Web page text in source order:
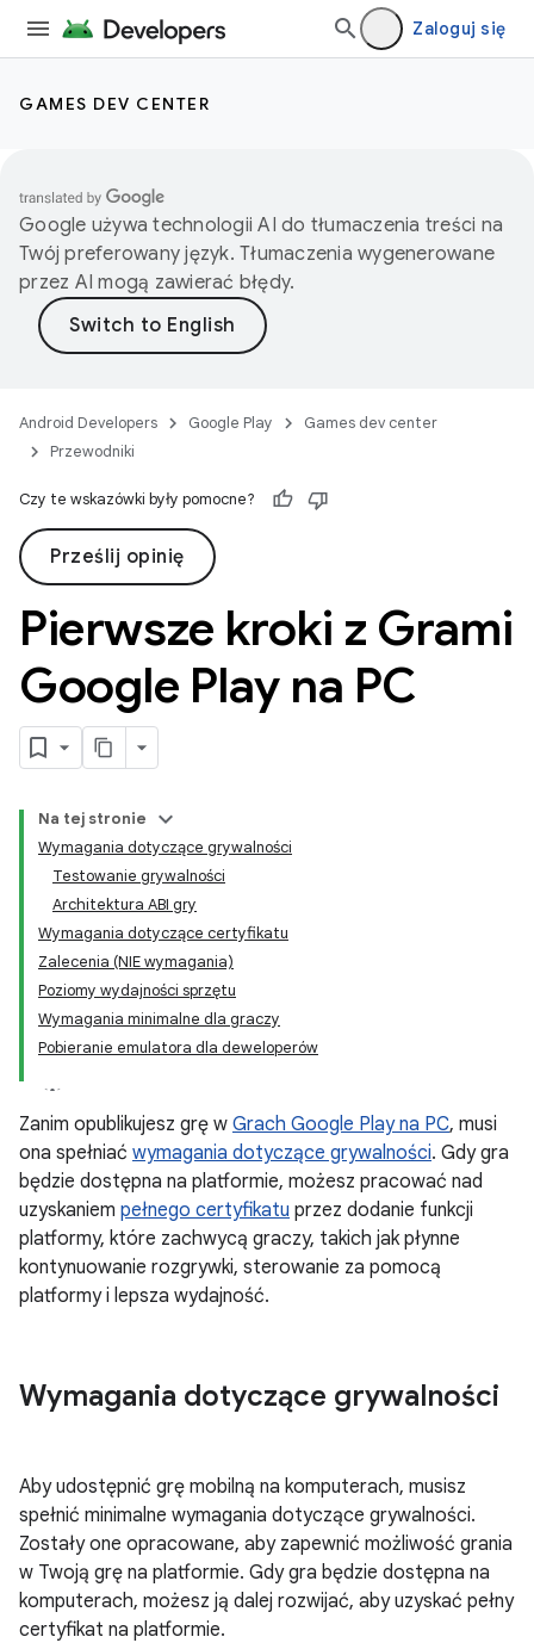
Zaloguj się
GAMES DEV CENTER
Google używa technologii AI do tłumaczenia treści na
Twój preferowany język. Tłumaczenia wygenerowane
przez AI mogą zawierać błędy.
Android Developers Google Play
Games dev center
Przewodniki
Czy te wskazówki były pomocne?
Prześlij opinię
Pierwsze kroki z Grami
Google Play na PC
Na tej stronie
Wymagania dotyczące grywalności
Testowanie grywalności
Architektura ABI gry
Wymagania dotyczące certyfikatu
Zalecenia (NIE wymagania)
Poziomy wydajności sprzętu
Wymagania minimalne dla graczy
Pobieranie emulatora dla deweloperów
Zanim opublikujesz grę w Grach Google Play na PC, musi
ona spełniać wymagania dotyczące grywalności. Gdy gra
będzie dostępna na platformie, możesz pracować nad
uzyskaniem pełnego certyfikatu przez dodanie funkcji
platformy, które zachwycą graczy, takich jak płynne
kontynuowanie rozgrywki, sterowanie za pomocą
platformy i lepsza wydajność.
Wymagania dotyczące grywalności
Aby udostępnić grę mobilną na komputerach, musisz
spełnić minimalne wymagania dotyczące grywalności.
Zostały one opracowane, aby zapewnić możliwość grania
w Twoją grę na platformie. Gdy gra będzie dostępna na
komputerach, możesz ją dalej rozwijać, aby uzyskać pełny
certyfikat na platformie.